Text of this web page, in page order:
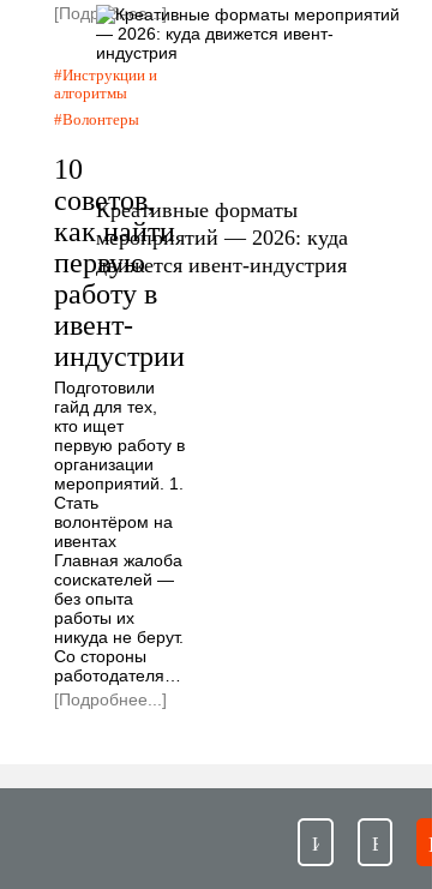
[Подробнее...]
Инструкции и
алгоритмы
Волонтеры
10
советов,
как найти
первую
работу в
ивент-
индустрии
Подготовили
гайд для тех,
кто ищет
первую работу в
организации
мероприятий. 1.
Стать
волонтёром на
ивентах
Главная жалоба
соискателей —
без опыта
работы их
никуда не берут.
Со стороны
работодателя…
[Подробнее...]
Креативные форматы
мероприятий — 2026: куда
движется ивент-индустрия